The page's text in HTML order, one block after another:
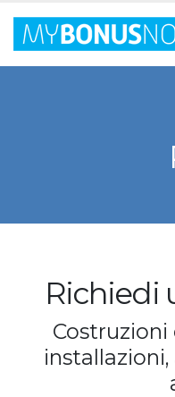
Richiedi